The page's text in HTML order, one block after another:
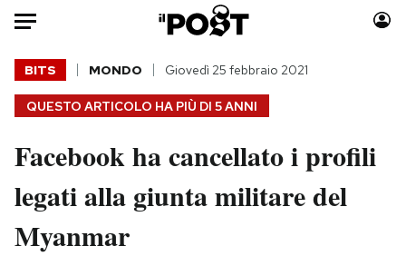
Auto
HOME
Italia
Politica
Tecnologia
Moda
Consumismi
QUESTO ARTICOLO HA PIÙ DI 5 ANNI
BITS MONDO Giovedì 25 febbraio 2021
Facebook ha cancellato i profili
legati alla giunta militare del
Myanmar